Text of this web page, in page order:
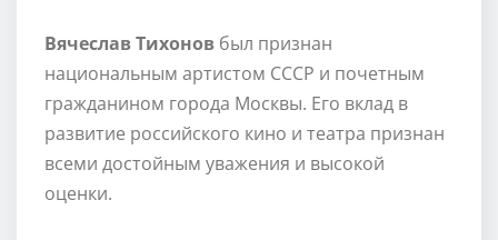
Вячеслав Тихонов был признан
национальным артистом СССР и почетным
гражданином города Москвы. Его вклад в
развитие российского кино и театра признан
всеми достойным уважения и высокой
оценки.